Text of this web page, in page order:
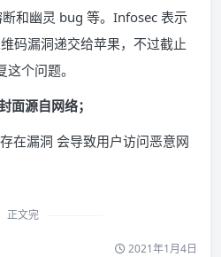
和幽灵 bug 等。Infosec 表示
码漏洞递交给苹果，不过截止
个问题。
面源自网络；
正文完
2021年1月4日